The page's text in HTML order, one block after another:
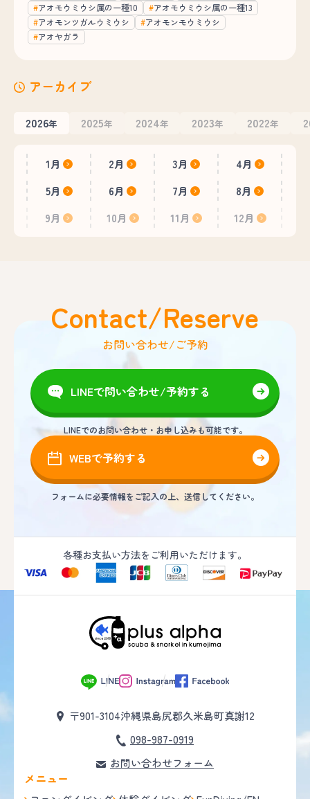
アオモウミウシ属の一種10
アオモウミウシ属の一種13
アオモンツガルウミウシ
アオモンモウミウシ
アオヤガラ
アーカイブ
2026年 2025年 2024年 2023年 2022年
1月 2月 3月
4月
5月
6月 7月
8月
9月
10月 11月 12月
Contact/Reserve
お問い合わせ/ご予約
LINEで問い合わせ/予約する
LINEでのお問い合わせ・お申し込みも可能です。
WEBで予約する
フォームに必要情報をご記入の上、送信してください。
各種お支払い方法をご利用いただけます。
〒901-3104沖縄県島尻郡久米島町真謝12
098-987-0919
お問い合わせフォーム
メニュー